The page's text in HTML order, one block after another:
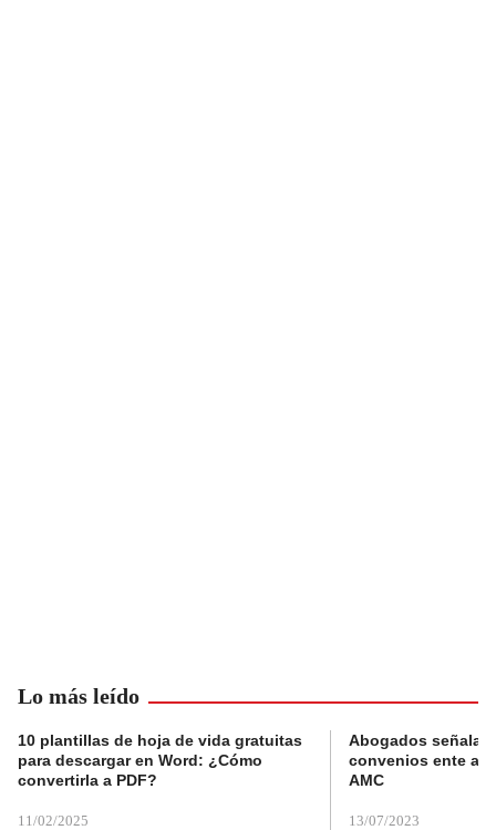
Lo más leído
10 plantillas de hoja de vida gratuitas
para descargar en Word: ¿Cómo
convertirla a PDF?
11/02/2025
Abogados
convenios ente
AMC
13/07/2023